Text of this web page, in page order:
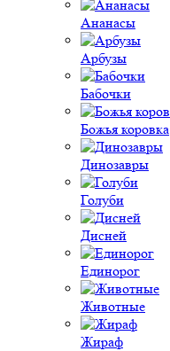
Ананасы
Арбузы
Бабочки
Божья коровка
Динозавры
Голуби
Дисней
Единорог
Животные
Жираф